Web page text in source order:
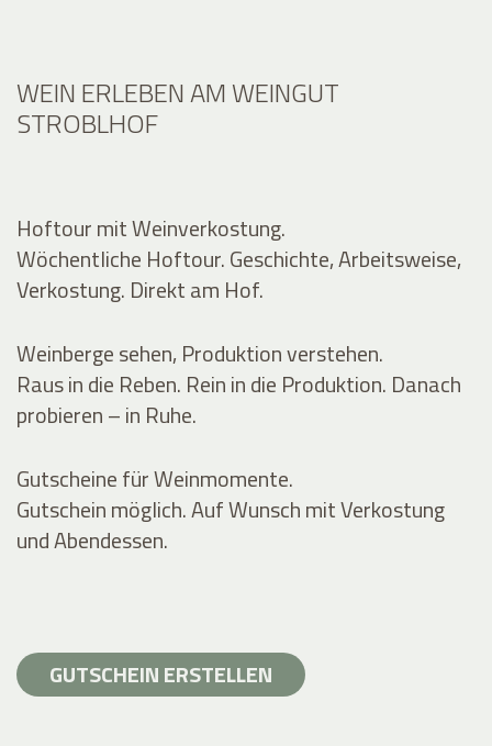
WEIN ERLEBEN AM WEINGUT
STROBLHOF
Hoftour mit Weinverkostung.
Wöchentliche Hoftour. Geschichte, Arbeitsweise,
Verkostung. Direkt am Hof.
Weinberge sehen, Produktion verstehen.
Raus in die Reben. Rein in die Produktion. Danach
probieren – in Ruhe.
Gutscheine für Weinmomente.
Gutschein möglich. Auf Wunsch mit Verkostung
und Abendessen.
GUTSCHEIN ERSTELLEN